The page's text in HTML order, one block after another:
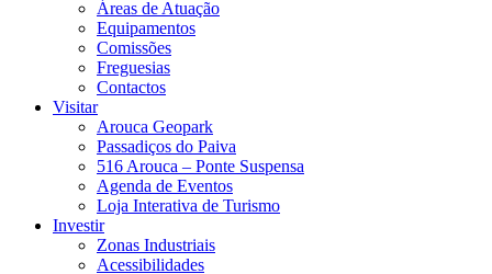
Áreas de Atuação
Equipamentos
Comissões
Freguesias
Contactos
Visitar
Arouca Geopark
Passadiços do Paiva
516 Arouca – Ponte Suspensa
Agenda de Eventos
Loja Interativa de Turismo
Investir
Zonas Industriais
Acessibilidades